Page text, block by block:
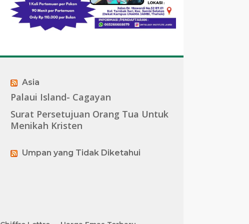
Asia
Palaui Island- Cagayan
Surat Persetujuan Orang Tua Untuk
Menikah Kristen
Umpan yang Tidak Diketahui